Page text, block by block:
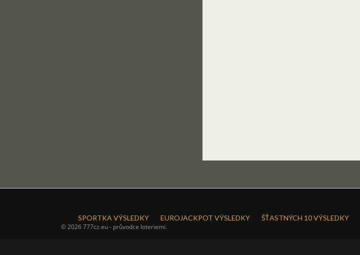
SPORTKA VÝSLEDKY EUROJACKPOT VÝSLEDKY ŠŤASTNÝCH 10 VÝSLEDKY
© 2026 777cz.eu - průvodce loteriemi.